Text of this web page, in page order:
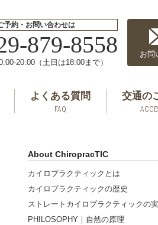
予約・お問い合わせは
879-8558
20:00（土日は18:00まで）
お問
よくある質問
FAQ
交通の
About ChiropracTIC
カイロプラクティックとは
カイロプラクティックの歴史
ストレートカイロプラクティックの
PHILOSOPHY｜自然の原理